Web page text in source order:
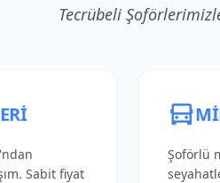
Tecrübeli
Sabit fiyat
Şoförlü